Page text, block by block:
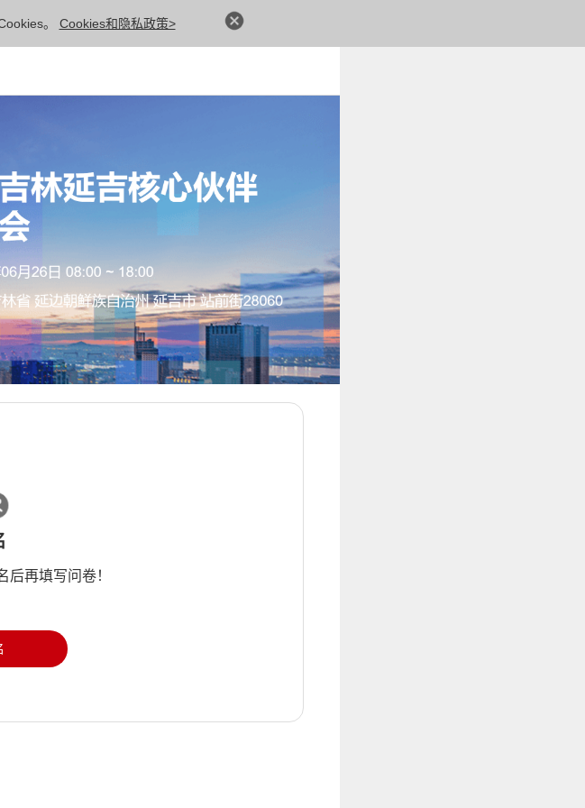
。 Cookies和隐私政策>
后再填写问卷！